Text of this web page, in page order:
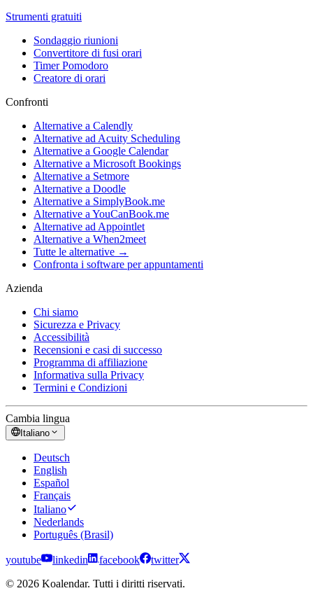
Strumenti gratuiti
Sondaggio riunioni
Convertitore di fusi orari
Timer Pomodoro
Creatore di orari
Confronti
Alternative a Calendly
Alternative ad Acuity Scheduling
Alternative a Google Calendar
Alternative a Microsoft Bookings
Alternative a Setmore
Alternative a Doodle
Alternative a SimplyBook.me
Alternative a YouCanBook.me
Alternative ad Appointlet
Alternative a When2meet
Tutte le alternative →
Confronta i software per appuntamenti
Azienda
Chi siamo
Sicurezza e Privacy
Accessibilità
Recensioni e casi di successo
Programma di affiliazione
Informativa sulla Privacy
Termini e Condizioni
Cambia lingua
Italiano
Deutsch
English
Español
Français
Italiano
Nederlands
Português (Brasil)
youtube linkedin facebook
twitter
© 2026 Koalendar. Tutti i diritti riservati.